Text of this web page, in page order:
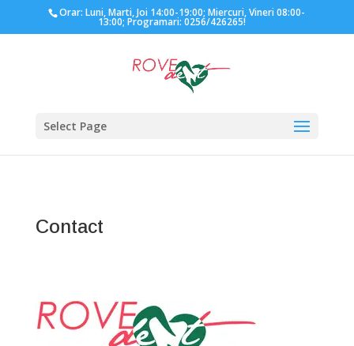
Orar: Luni, Marti, Joi 14:00-19:00; Miercuri, Vineri 08:00-
13:00; Programari: 0256/426265!
Select Page
Contact